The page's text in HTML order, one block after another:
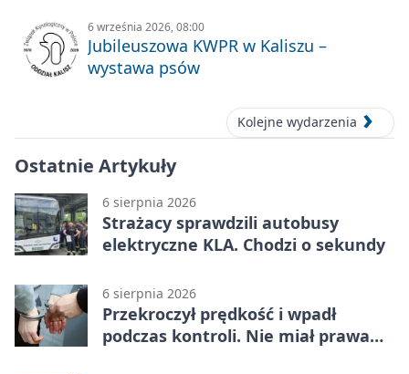
6 września 2026, 08:00
Jubileuszowa KWPR w Kaliszu –
wystawa psów
Kolejne wydarzenia
Ostatnie Artykuły
6 sierpnia 2026
Strażacy sprawdzili autobusy
elektryczne KLA. Chodzi o sekundy
6 sierpnia 2026
Przekroczył prędkość i wpadł
podczas kontroli. Nie miał prawa